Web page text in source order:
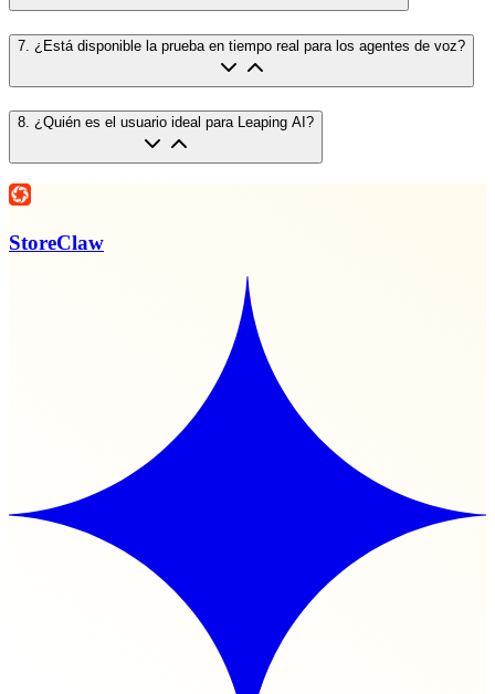
7 ¿Está disponible la prueba en tiempo real para los agentes de voz?
8 ¿Quién es el usuario ideal para Leaping AI?
StoreClaw